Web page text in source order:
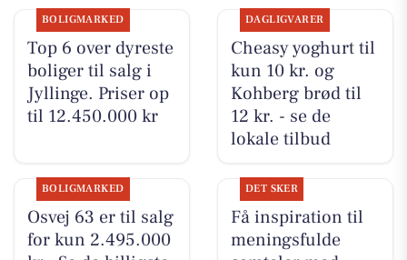
BOLIGMARKED
Top 6 over dyreste
boliger til salg i
Jyllinge. Priser op
til 12.450.000 kr
DAGLIGVARER
Cheasy yoghurt til
kun 10 kr. og
Kohberg brød til
12 kr. - se de
lokale tilbud
BOLIGMARKED
Osvej 63 er til salg
for kun 2.495.000
DET SKER
Få inspiration til
meningsfulde